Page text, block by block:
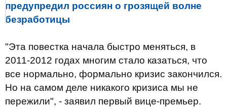
предупредил россиян о грозящей волне
безработицы
"Эта повестка начала быстро меняться, в
2011-2012 годах многим стало казаться, что
все нормально, формально кризис закончился.
Но на самом деле никакого кризиса мы не
пережили", - заявил первый вице-премьер.